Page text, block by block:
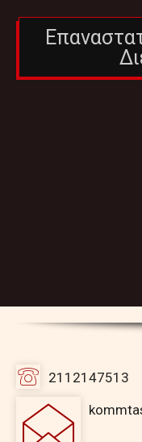
2112147513